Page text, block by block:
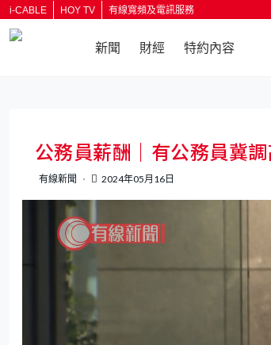
i-CABLE HOY TV 有線寬頻及電訊服務
新聞 財經 特約內容
公務員薪酬｜有公務員冀
有線新聞 2024年05月16日